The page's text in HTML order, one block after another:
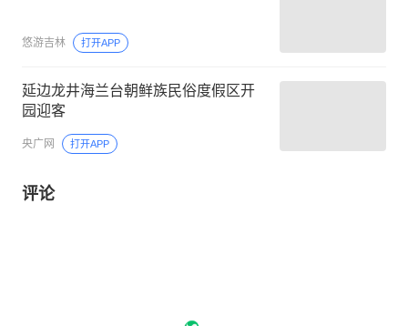
悠游吉林 打开APP
延边龙井海兰台朝鲜族民俗度假区开
园迎客
央广网 打开APP
评论